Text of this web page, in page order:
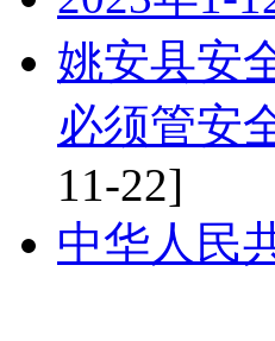
姚安县安
必须管安
11-22]
中华人民